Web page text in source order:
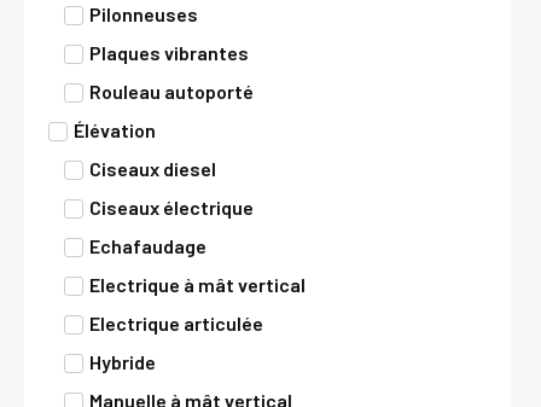
Pilonneuses
Plaques vibrantes
Rouleau autoporté
Élévation
Ciseaux diesel
Ciseaux électrique
Echafaudage
Electrique à mât vertical
Electrique articulée
Hybride
Manuelle à mât vertical